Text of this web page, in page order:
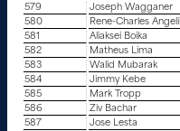
579
Joseph Wagganer
580
Rene-Charles Angelil
581
Aliaksei Boika
582
Matheus Lima
583
Walid Mubarak
584
Jimmy Kebe
585
Mark Tropp
586
Ziv Bachar
587
Jose Lesta